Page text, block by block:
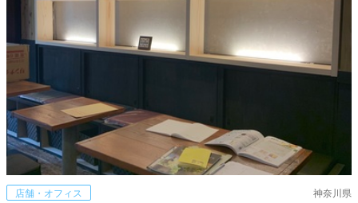
店舗・オフィス 神奈川県